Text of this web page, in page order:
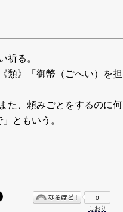
祈る。
類》「御幣（ごへい）を担
た、頼みごとをするのに何
ともいう。
0
しおり